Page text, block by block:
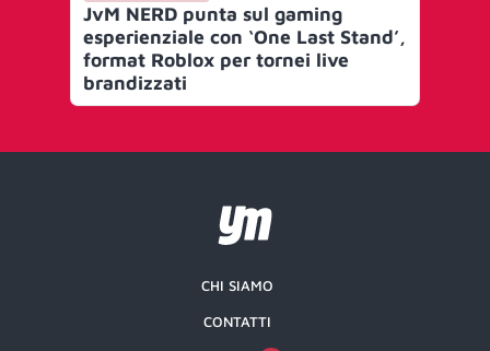
JvM NERD punta sul gaming
esperienziale con ‘One Last Stand’,
format Roblox per tornei live
brandizzati
CHI SIAMO
CONTATTI